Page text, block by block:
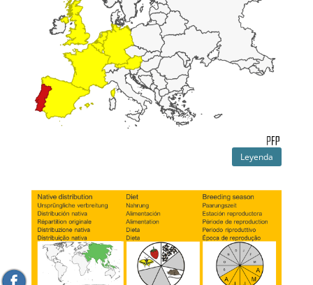
Leyenda